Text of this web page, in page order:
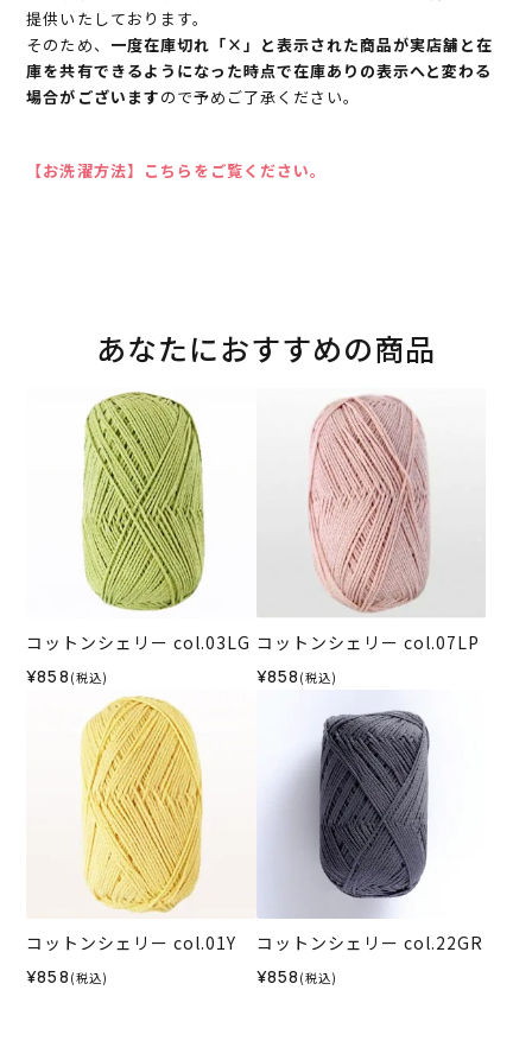
提供いたしております。
そのため、 一度在庫切れ「×」と表示された商品が実店舗と在
庫を共有できるようになった時点で在庫ありの表示へと変わる
場合がございますので予めご了承ください。
【お洗濯方法】こちらをご覧ください。
あなたにおすすめの商品
コットンシェリー col.03LG
¥858 (税込)
コットンシェリー col.07LP
¥858 (税込)
コットンシェリー col.01Y
¥858 (税込)
コットンシェリー col.22GR
¥858 (税込)